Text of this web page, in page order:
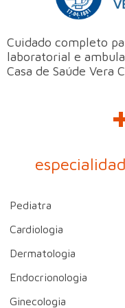
Cuidado completo
laboratorial e
Casa de Saúde Vera
Pediatra
Cardiologia
Dermatologia
Endocrionologia
Ginecologia